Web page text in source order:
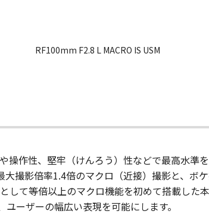
RF100mm F2.8 L MACRO IS USM
操作性、堅牢（けんろう）性などで最高水準
撮影倍率1.4倍のマクロ（近接）撮影と、ボ
して等倍以上のマクロ機能を初めて搭載した
ーザーの幅広い表現を可能にします。